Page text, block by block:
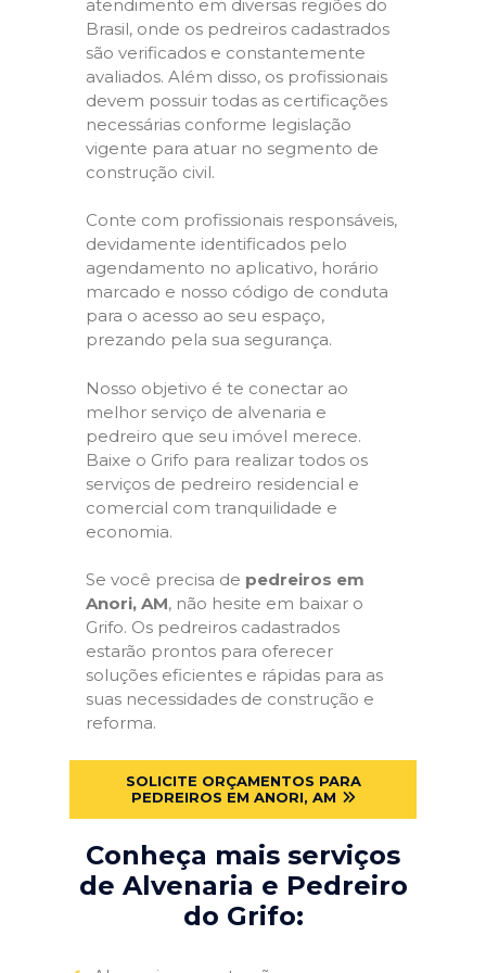
atendimento em diversas regiões do
Brasil, onde os pedreiros cadastrados
são verificados e constantemente
avaliados. Além disso, os profissionais
devem possuir todas as certificações
necessárias conforme legislação
vigente para atuar no segmento de
construção civil.
Conte com profissionais responsáveis,
devidamente identificados pelo
agendamento no aplicativo, horário
marcado e nosso código de conduta
para o acesso ao seu espaço,
prezando pela sua segurança.
Nosso objetivo é te conectar ao
melhor serviço de alvenaria e
pedreiro que seu imóvel merece.
Baixe o Grifo para realizar todos os
serviços de pedreiro residencial e
comercial com tranquilidade e
economia.
Se você precisa de pedreiros em
Anori, AM, não hesite em baixar o
Grifo. Os pedreiros cadastrados
estarão prontos para oferecer
soluções eficientes e rápidas para as
suas necessidades de construção e
reforma.
SOLICITE ORÇAMENTOS PARA
PEDREIROS EM ANORI, AM
Conheça mais serviços
de Alvenaria e Pedreiro
do Grifo: